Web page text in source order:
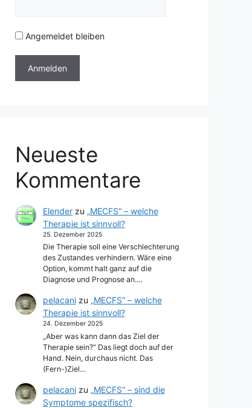
Angemeldet bleiben
Neueste
Kommentare
Elenderzu „MECFS“ – welche
Therapie ist sinnvoll?
25. Dezember 2025
Die Therapie soll eine Verschlechterung
des Zustandes verhindern. Wäre eine
Option, kommt halt ganz auf die
Diagnose und Prognose an.…
pelacanizu „MECFS“ – welche
Therapie ist sinnvoll?
24. Dezember 2025
„Aber was kann dann das Ziel der
Therapie sein?“ Das liegt doch auf der
Hand. Nein, durchaus nicht. Das
(Fern-)Ziel…
pelacanizu „MECFS“ – sind die
Symptome spezifisch?